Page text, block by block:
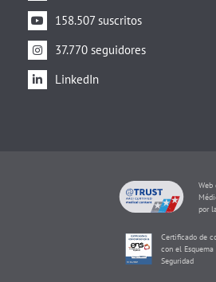
158.507 suscritos
37.770 seguidores
LinkedIn
Web
por
Certificado de
con el
Seguridad